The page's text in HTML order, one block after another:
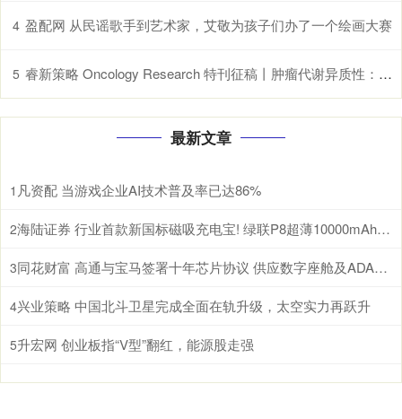
4 盈配网 从民谣歌手到艺术家，艾敬为孩子们办了一个绘画大赛
5 睿新策略 Oncology Research 特刊征稿丨肿瘤代谢异质性：机制、生物标志物与治疗意义_研究
最新文章
1 凡资配 当游戏企业AI技术普及率已达86%
2 海陆证券 行业首款新国标磁吸充电宝! 绿联P8超薄10000mAh磁吸移动电源开启预约
3 同花财富 高通与宝马签署十年芯片协议 供应数字座舱及ADAS计算芯片
4兴业策略 中国北斗卫星完成全面在轨升级，太空实力再跃升
5升宏网 创业板指“V型”翻红，能源股走强